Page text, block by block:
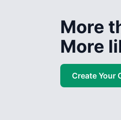
More
More
Create Your